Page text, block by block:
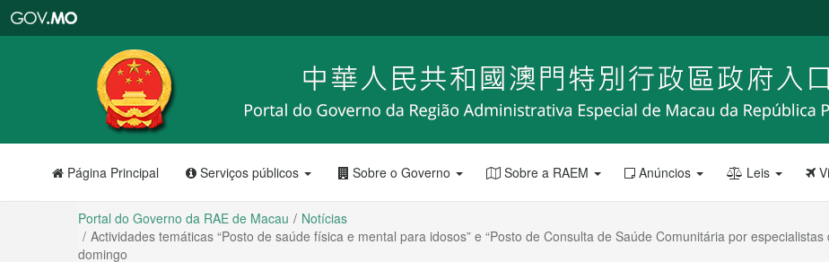
RAE
de
Macau
Página Principal Serviços públicos Sobre o Governo Sobre a RAEM Anúncios Leis
Portal do Governo da RAE de Macau
Notícias
Actividades temáticas “Posto de saúde física e mental para idosos” e “Posto de Consulta de Saúde Comunitária por
domingo